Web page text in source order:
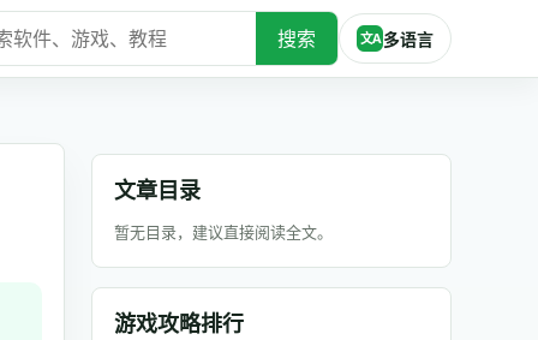
搜索 文A 多语言
文章目录
暂无目录，建议直接阅读全文。
游戏攻略排行